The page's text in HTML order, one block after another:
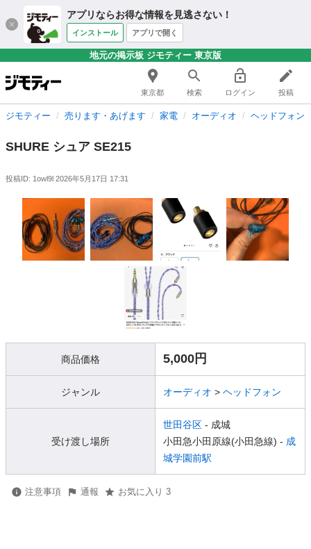
アプリならお得な情報を見逃さない！
インストール アプリで開く
地元の掲示板 ジモティー 東京版
東京都 検索 ログイン 投稿
ジモティー 売ります・あげます 家電 オーディオ ヘッドフォン
SHURE シュア SE215
投稿ID: 1owl9l 2026年5月17日 17:31
商品価格 5,000円
ジャンル オーディオ > ヘッドフォン
受け渡し場所
世田谷区 - 成城
小田急小田原線(小田急線) - 成
城学園前駅
注意事項 通報 お気に入り 3